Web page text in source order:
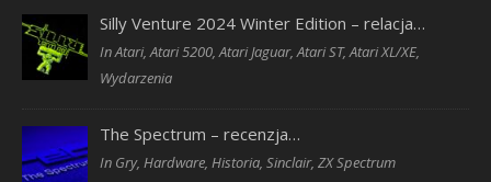
Silly Venture 2024 Winter Edition – relacja…
In Atari, Atari 5200, Atari Jaguar, Atari ST, Atari XL/XE,
Wydarzenia
The Spectrum – recenzja…
In Gry, Hardware, Historia, Sinclair, ZX Spectrum